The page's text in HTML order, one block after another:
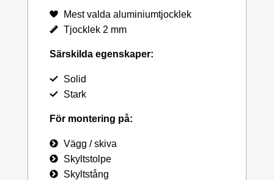
Mest valda aluminiumtjocklek
Tjocklek 2 mm
Särskilda egenskaper:
Solid
Stark
För montering på:
Vägg / skiva
Skyltstolpe
Skyltstång